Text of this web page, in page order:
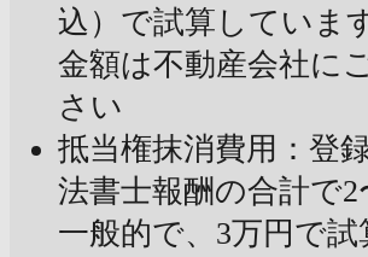
込）で試算していま
金額は不動産会社に
さい
抵当権抹消費用：登
法書士報酬の合計で2
一般的で、3万円で試